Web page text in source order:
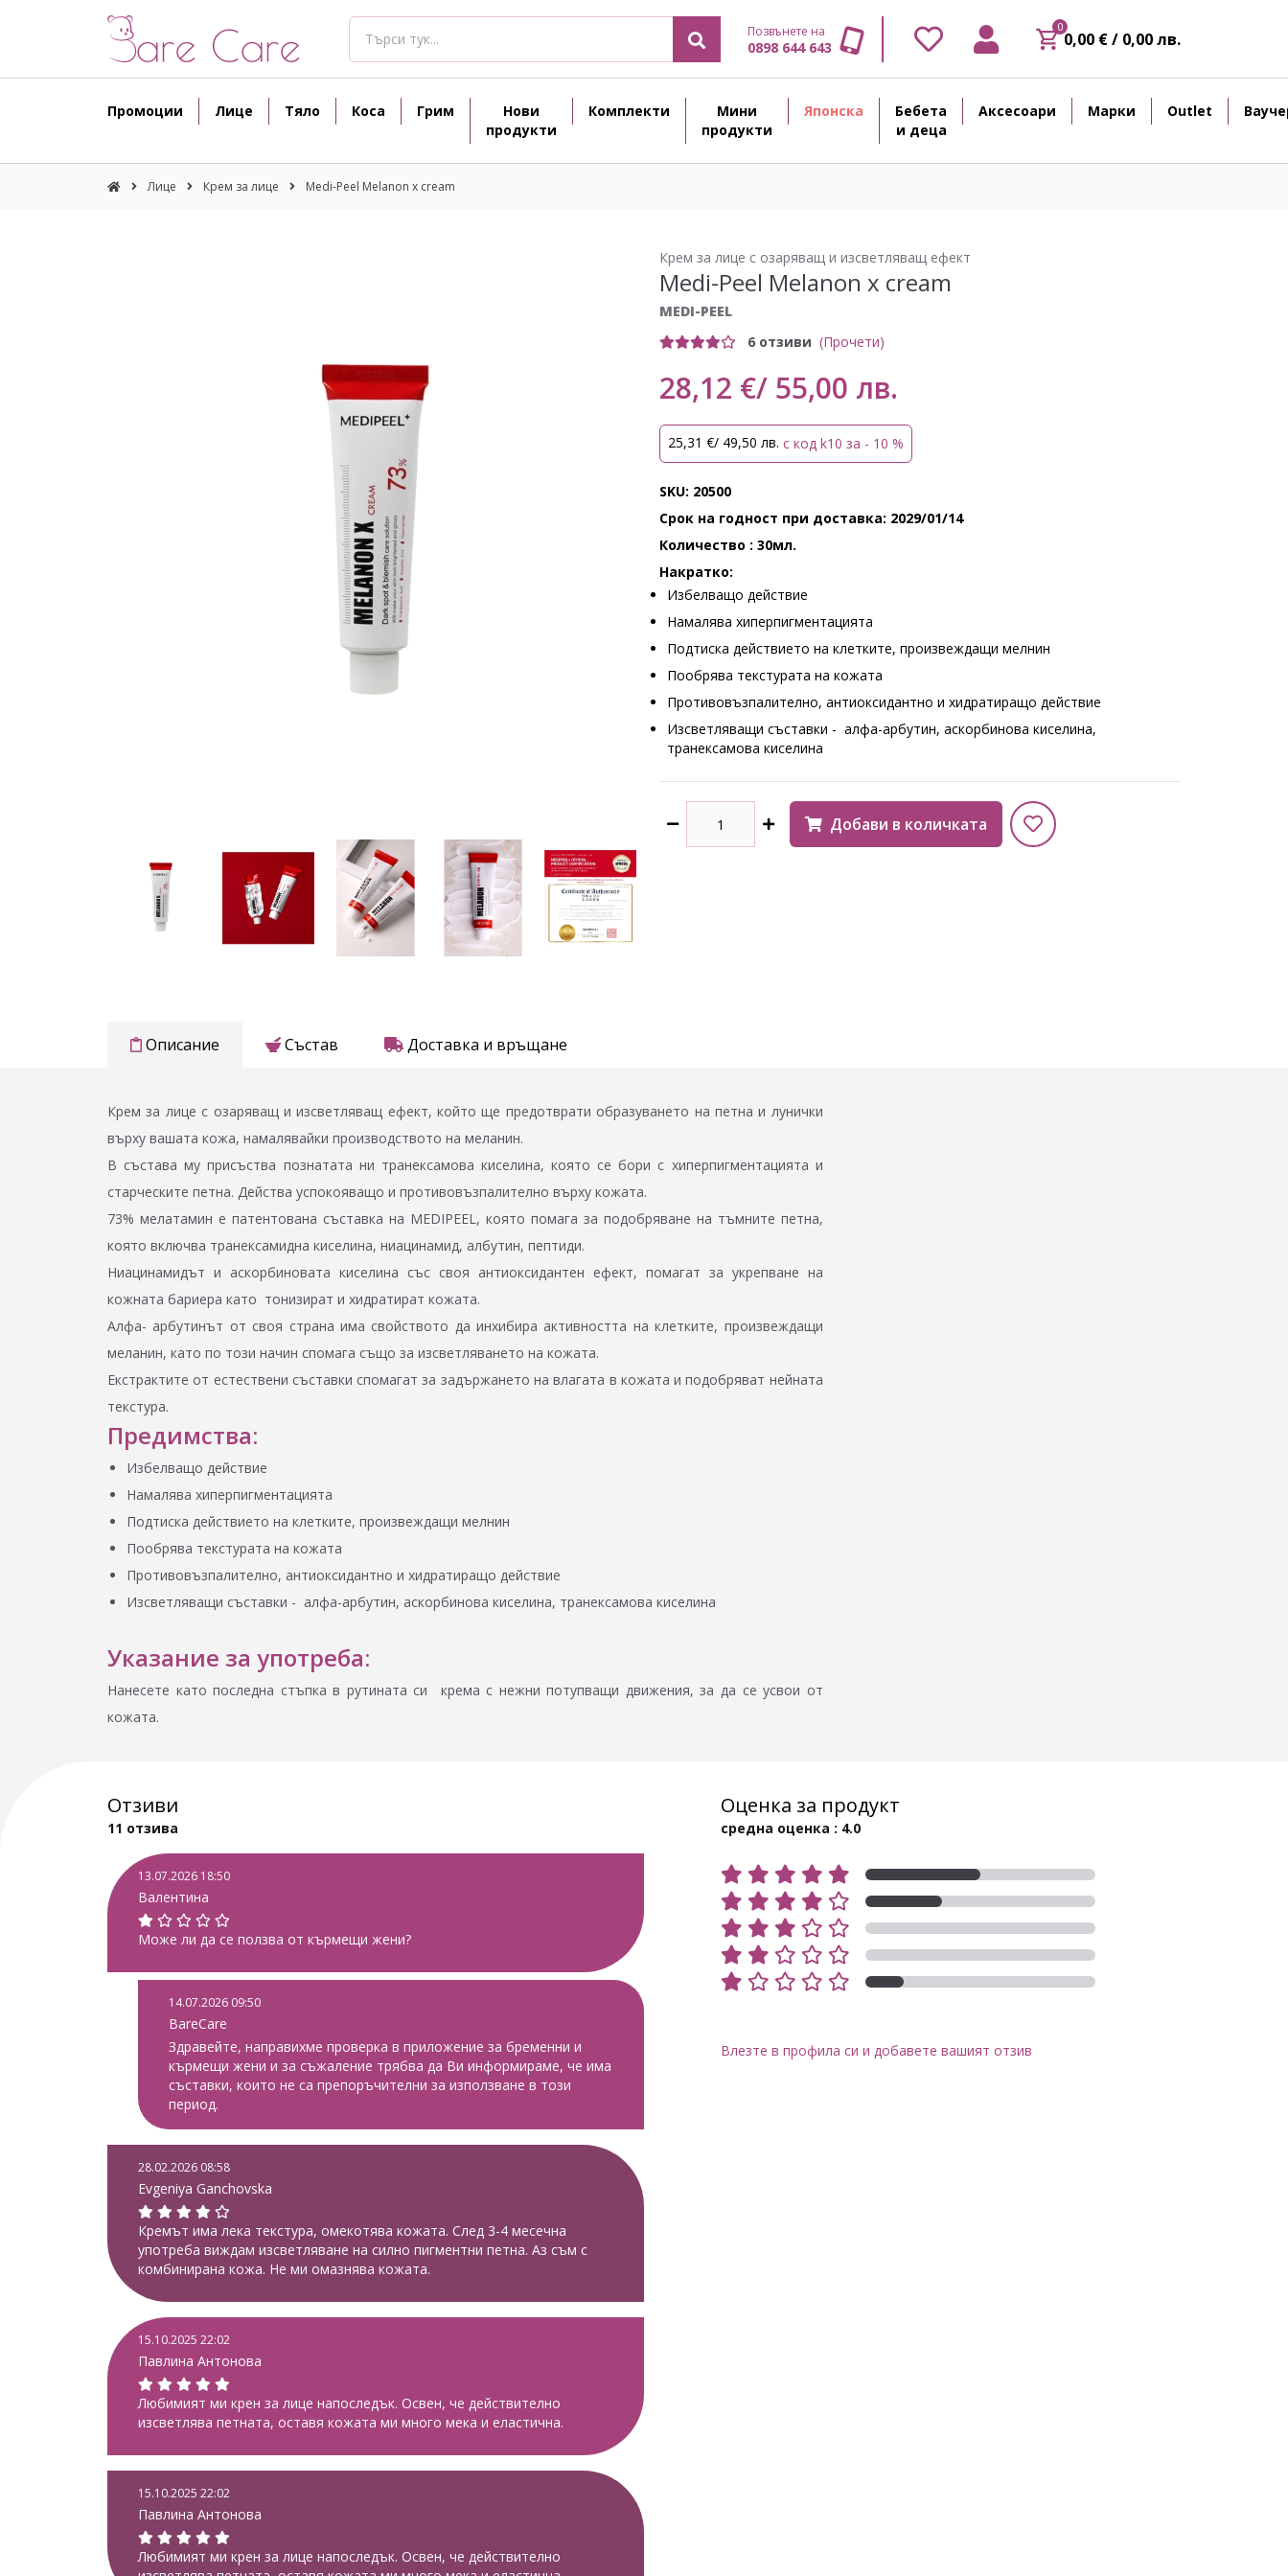
Позвънете на
0898 644 643
0
0,00 € / 0,00 лв.
Промоции Лице Тяло Коса Грим
Нови
продукти
Комплекти
Мини
продукти
Японска
Бебета
и деца
Аксесоари Марки Outlet
Лице Крем за лице Medi-Peel Melanon x cream
Крем за лице с озаряващ и изсветляващ ефект
Medi-Peel Melanon x cream
MEDI-PEEL
6 отзиви (Прочети)
28,12 €/ 55,00 лв.
25,31 €/ 49,50 лв. с код k10 за - 10 %
SKU: 20500
Срок на годност при доставка: 2029/01/14
Количество : 30мл.
Накратко:
Избелващо действие
Намалява хиперпигментацията
Подтиска действието на клетките, произвеждащи мелнин
Пообрява текстурата на кожата
Противовъзпалително, антиоксидантно и хидратиращо действие
Изсветляващи съставки - алфа-арбутин, аскорбинова киселина,
транексамова киселина
Добави в количката
Описание Състав Доставка и връщане
Крем за лице с озаряващ и изсветляващ ефект, който ще предотврати образуването на петна и лунички
върху вашата кожа, намалявайки производството на меланин.
В състава му присъства познатата ни транексамова киселина, която се бори с хиперпигментацията и
старческите петна. Действа успокояващо и противовъзпалително върху кожата.
73% мелатамин е патентована съставка на MEDIPEEL, която помага за подобряване на тъмните петна,
която включва транексамидна киселина, ниацинамид, албутин, пептиди.
Ниацинамидът и аскорбиновата киселина със своя антиоксидантен ефект, помагат за укрепване на
кожната бариера като тонизират и хидратират кожата.
Алфа- арбутинът от своя страна има свойството да инхибира активността на клетките, произвеждащи
меланин, като по този начин спомага също за изсветляването на кожата.
Екстрактите от естествени съставки спомагат за задържането на влагата в кожата и подобряват нейната
текстура.
Предимства:
Избелващо действие
Намалява хиперпигментацията
Подтиска действието на клетките, произвеждащи мелнин
Пообрява текстурата на кожата
Противовъзпалително, антиоксидантно и хидратиращо действие
Изсветляващи съставки - алфа-арбутин, аскорбинова киселина, транексамова киселина
Указание за употреба:
Нанесете като последна стъпка в рутината си крема с нежни потупващи движения, за да се усвои от
кожата.
Отзиви
11 отзива
13.07.2026 18:50
Валентина
Може ли да се ползва от кърмещи жени?
14.07.2026 09:50
BareCare
Здравейте, направихме проверка в приложение за бременни и
кърмещи жени и за съжаление трябва да Ви информираме, че има
съставки, които не са препоръчителни за използване в този
период.
28.02.2026 08:58
Evgeniya Ganchovska
Кремът има лека текстура, омекотява кожата. След 3-4 месечна
употреба виждам изсветляване на силно пигментни петна. Аз съм с
комбинирана кожа. Не ми омазнява кожата.
15.10.2025 22:02
Павлина Антонова
Любимият ми крен за лице напоследък. Освен, че действително
изсветлява петната, оставя кожата ми много мека и еластична.
15.10.2025 22:02
Павлина Антонова
Любимият ми крен за лице напоследък. Освен, че действително
Оценка за продукт
средна оценка : 4.0
Влезте в профила си и добавете вашият отзив